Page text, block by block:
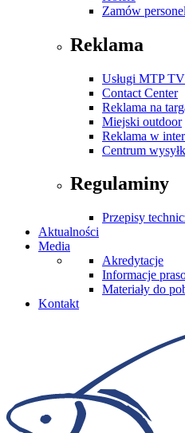
Zamów personel
Reklama
Usługi MTP TV
Contact Center
Reklama na
Miejski outdoor
Reklama w
Centrum
Regulaminy
Przepisy
Aktualności
Media
Akredytacje
Informacje
Materiały do
Kontakt